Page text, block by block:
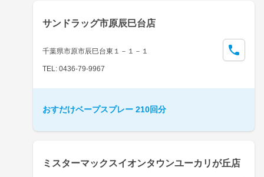
サンドラッグ市原辰巳台店
千葉県市原市辰巳台東１－１－１
TEL: 0436-79-9967
おすだけベープスプレー 210回分
ミスターマックスイオンタウンユーカリが丘店